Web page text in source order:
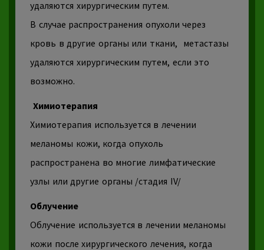
удаляются хирургическим путем.
В случае распространения опухоли через
кровь в другие органы или ткани, метастазы
удаляются хирургическим путем, если это
возможно.
Химиотерапия
Химиотерапия используется в лечении
меланомы кожи, когда опухоль
распространена во многие лимфатические
узлы или другие органы /стадия IV/
Облучение
Облучение используется в лечении меланомы
кожи после хирургического лечения, когда